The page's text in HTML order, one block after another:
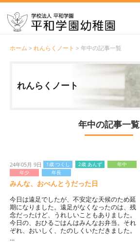
ホーム > れんらくノート > 年中の記事一覧
れんらくノート
年中の記事一覧
24年05月 9日 1歳 つくし 2歳 あんず
年中
年少
年長
みんな、おべんとうだった日
今日は遠足でしたが、不安定な天候のため延
期になりました。遠足がなくなったのは、残
念だったけど、うれしいこともありました。
今日の、おひるごはんはみんなお弁当。それ
ぞれ、おいしく、たのしくいただきました。
…